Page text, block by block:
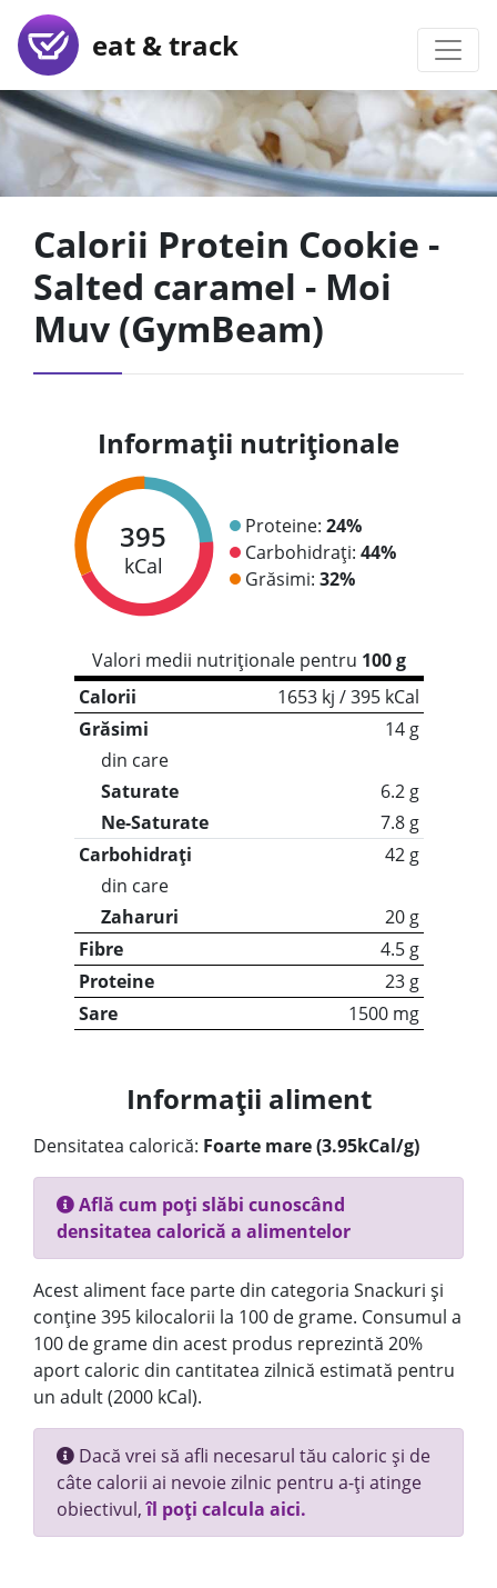
eat & track
Calorii Protein Cookie -
Salted caramel - Moi
Muv (GymBeam)
Informații nutriționale
395
kCal
Proteine: 24%
Carbohidrați: 44%
Grăsimi: 32%
Valori medii nutriționale pentru 100 g
Calorii
1653 kj / 395 kCal
Grăsimi
14 g
din care
Saturate
6.2 g
Ne-Saturate
7.8 g
Carbohidrați
42 g
din care
Zaharuri
20 g
Fibre
4.5 g
Proteine
23 g
Sare
1500 mg
Informații aliment
Densitatea calorică: Foarte mare (3.95kCal/g)
Află cum poți slăbi cunoscând
densitatea calorică a alimentelor
Acest aliment face parte din categoria Snackuri și
conține 395 kilocalorii la 100 de grame. Consumul a
100 de grame din acest produs reprezintă 20%
aport caloric din cantitatea zilnică estimată pentru
un adult (2000 kCal).
Dacă vrei să afli necesarul tău caloric și de
câte calorii ai nevoie zilnic pentru a-ți atinge
obiectivul,îl poți calcula aici.